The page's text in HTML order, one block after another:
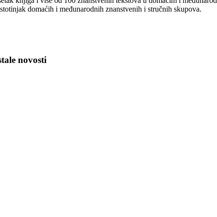
domaćih i međunarodnih znanstvenih i stručnih skupova.
novosti